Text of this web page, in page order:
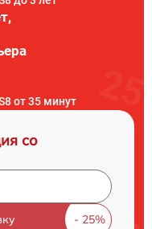
от 35 минут
со